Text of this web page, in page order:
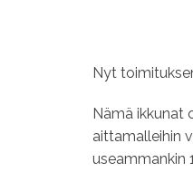
Nyt
Nämä ikkunat
aittamalleihin
useammankin